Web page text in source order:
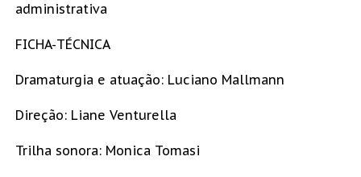
administrativa
FICHA-TÉCNICA
Dramaturgia e atuação: Luciano Mallmann
Direção: Liane Venturella
Trilha sonora: Monica Tomasi